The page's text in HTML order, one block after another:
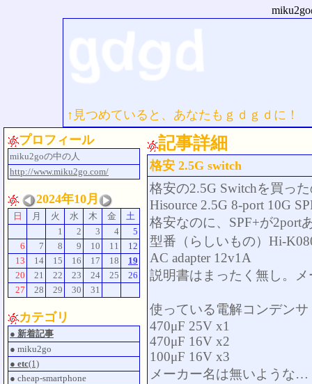
↑見つめていると、あなたもｇｄｇｄに！
プロフィール
miku2goの中の人
http://www.miku2go.com/
2024年10月
日 月 火 水 木 金
土
1
2 3 4
5
6
7 8 9 10 11
12
13
14 15 16 17 18
19
20
21 22 23 24 25
26
27
28 29 30 31
カテゴリ
● 新着記事
● miku2go
● etc(1)
● cheap-smartphone
記事詳細
格安 2.5G switch
格安の2.5G Switchを買っ
Hisource 2.5G 8-port 10G
格安なのに、SPF+が2port
型番（らしいもの）Hi-
AC adapter 12v1A
説明書はまったく無し。
使っている電解コンデン
470μF 25V x1
470μF 16V x2
100μF 16V x3
メーカー名は無いような…